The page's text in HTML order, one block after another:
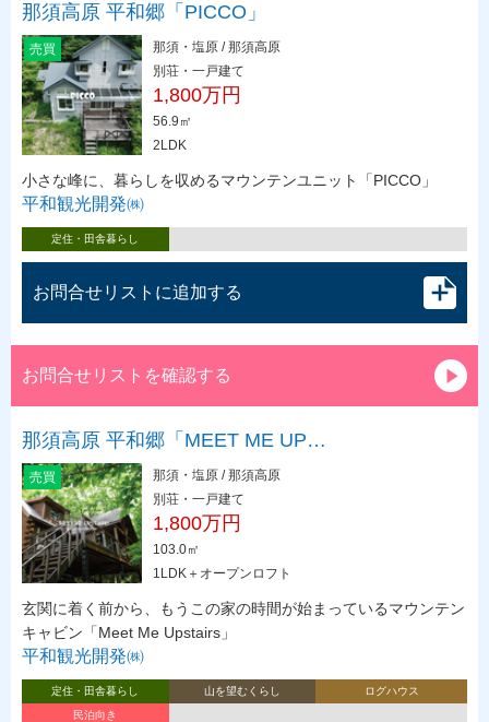
那須高原 平和郷「PICCO」
売買
那須・塩原 / 那須高原
別荘・一戸建て
1,800万円
56.9㎡
2LDK
小さな峰に、暮らしを収めるマウンテンユニット「PICCO」
平和観光開発㈱
定住・田舎暮らし
お問合せリストに追加する
お問合せリストを確認する
那須高原 平和郷「MEET ME UP…
売買
那須・塩原 / 那須高原
別荘・一戸建て
1,800万円
103.0㎡
1LDK＋オープンロフト
玄関に着く前から、もうこの家の時間が始まっているマウンテン
キャビン「Meet Me Upstairs」
平和観光開発㈱
定住・田舎暮らし 山を望むくらし
ログハウス
民泊向き